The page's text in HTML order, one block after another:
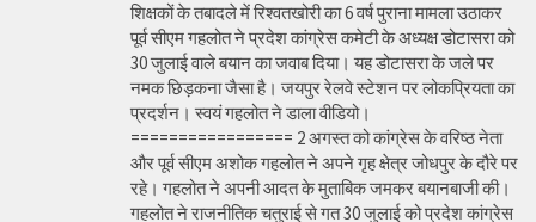
शिक्षकों के तबादले में रिश्वतखोरी का 6 वर्ष पुराना मामला उठाकर
पूर्व सीएम गहलोत ने प्रदेश कांग्रेस कमेटी के अध्यक्ष डोटासरा को
30 जुलाई वाले बयान का जवाब दिया। यह डोटासरा के जले पर
नमक छिड़कना जैसा है। जयपुर रेलवे स्टेशन पर लोकप्रियता का
प्रदर्शन। स्वयं गहलोत ने डाला वीडियो।
================= 2 अगस्त को कांग्रेस के वरिष्ठ नेता
और पूर्व सीएम अशोक गहलोत ने अपने गृह क्षेत्र जोधपुर के दौरे पर
रहे। गहलोत ने अपनी आदत के मुताबिक जमकर बयानबाजी की।
गहलोत ने राजनीतिक चतुराई से गत 30 जुलाई को प्रदेश कांग्रेस